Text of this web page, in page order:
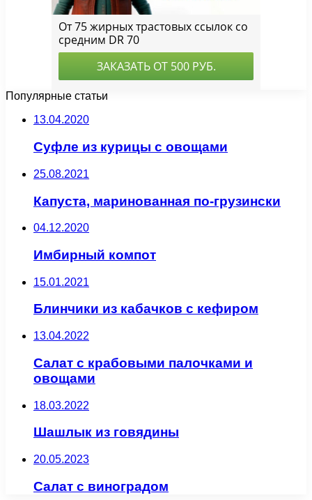
Популярные статьи
13.04.2020
Суфле из курицы с овощами
25.08.2021
Капуста, маринованная по-грузински
04.12.2020
Имбирный компот
15.01.2021
Блинчики из кабачков с кефиром
13.04.2022
Салат с крабовыми палочками и
овощами
18.03.2022
Шашлык из говядины
20.05.2023
Салат с виноградом